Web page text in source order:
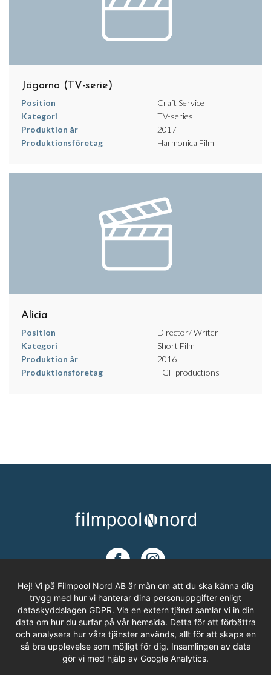
Jägarna (TV-serie)
Position
Craft Service
Kategori
TV-series
Produktion år
2017
Produktionsföretag
Harmonica Film
Alicia
Position
Director/ Writer
Kategori
Short Film
Produktion år
2016
Produktionsföretag
TGF productions
ADRESS
Filmpool Nord AB
Västra Varvsgatan 3, Bryggeriet
972 36 LULEÅ
Hej! Vi på Filmpool Nord AB är mån om att du ska känna dig
trygg med hur vi hanterar dina personuppgifter enligt
dataskyddslagen GDPR. Via en extern tjänst samlar vi in din
data om hur du surfar på vår hemsida. Detta för att förbättra
och analysera hur våra tjänster används, allt för att skapa en
så bra upplevelse som möjligt för dig. Insamlingen av data
gör vi med hjälp av Google Analytics.